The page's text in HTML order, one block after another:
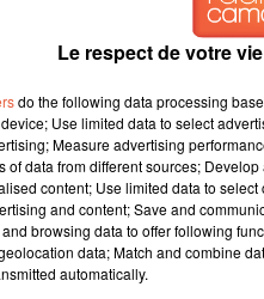
le départ d'Andoni
directeur sportif,
convoité, qui ne serait
bien sûr, même s'il
dans mon coeur,
je suis tombé amoureux de
parfaitement. Ils
une véritable union entre
Le respect de votre
do the following data processing
Use limited data to select
Measure advertising
of data from different sources;
content; Use limited data to
and content; Save and
browsing data to offer following
data; Match and combine
automatically.